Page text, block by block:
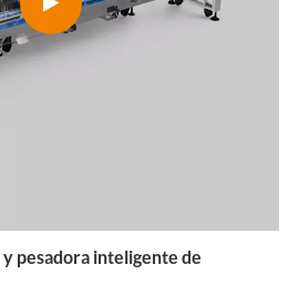
pesadora inteligente de